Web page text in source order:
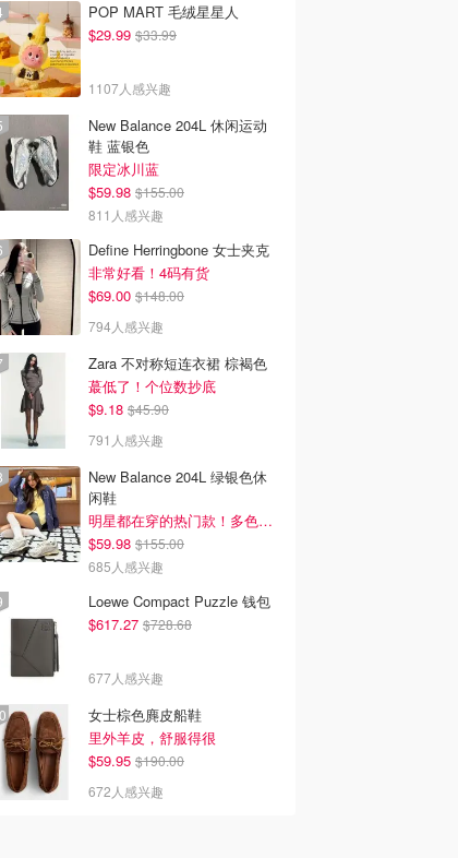
POP MART 毛绒星星人
$29.99 $33.99
1107人感兴趣
New Balance 204L 休闲运动
鞋 蓝银色
限定冰川蓝
$59.98 $155.00
811人感兴趣
Define Herringbone 女士夹克
非常好看！4码有货
$69.00 $148.00
794人感兴趣
Zara 不对称短连衣裙 棕褐色
蕞低了！个位数抄底
$9.18 $45.90
791人感兴趣
New Balance 204L 绿银色休
闲鞋
明星都在穿的热门款！多色可选 3.8折
$59.98 $155.00
685人感兴趣
Loewe Compact Puzzle 钱包
$617.27 $728.68
677人感兴趣
女士棕色麂皮船鞋
里外羊皮，舒服得很
$59.95 $190.00
672人感兴趣